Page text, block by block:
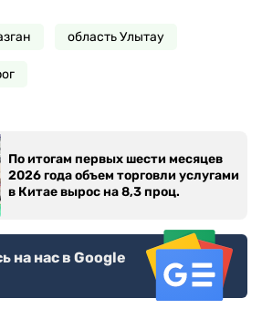
область Улытау
По итогам первых шести месяцев
2026 года объем торговли услугами
в Китае вырос на 8,3 проц.
на нас в Google